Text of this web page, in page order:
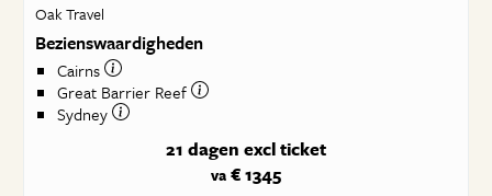
Oak Travel
Bezienswaardigheden
Cairns
Great Barrier Reef
Sydney
21 dagen excl ticket
va € 1345